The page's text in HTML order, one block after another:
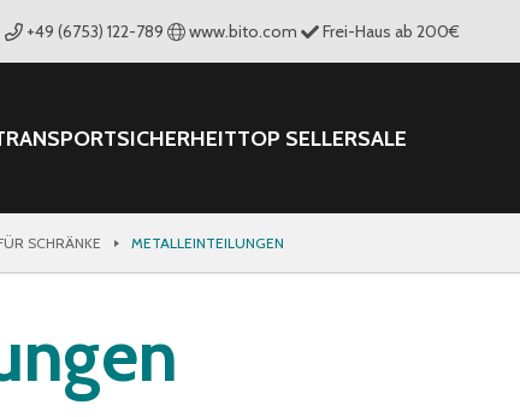
+49 (6753) 122-789 www.bito.com Frei-Haus ab 200€
SICHERHEITTOP SELLERSALE
SCHRÄNKE METALLEINTEILUNGEN